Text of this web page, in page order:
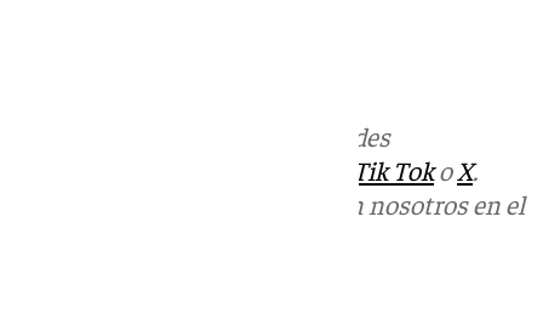
en las redes
Tik TokoX.
Puedes ponerte en contacto con nosotros en el